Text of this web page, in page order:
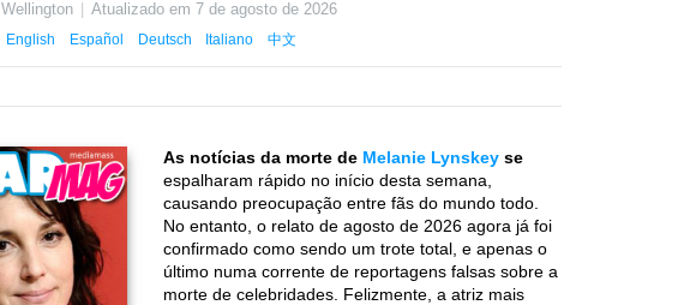
Wellington Atualizado em 7 de agosto de 2026
English Español Deutsch Italiano 中文
As notícias da morte de Melanie Lynskey se
espalharam rápido no início desta semana,
causando preocupação entre fãs do mundo todo.
No entanto, o relato de agosto de 2026 agora já foi
confirmado como sendo um trote total, e apenas o
último numa corrente de reportagens falsas sobre a
morte de celebridades. Felizmente, a atriz mais